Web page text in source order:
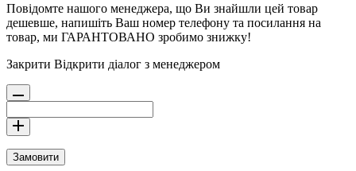
Повідомте нашого менеджера, що Ви знайшли цей товар
дешевше, напишіть Ваш номер телефону та посилання на
товар, ми ГАРАНТОВАНО зробимо знижку!
Закрити Відкрити діалог з менеджером
Замовити